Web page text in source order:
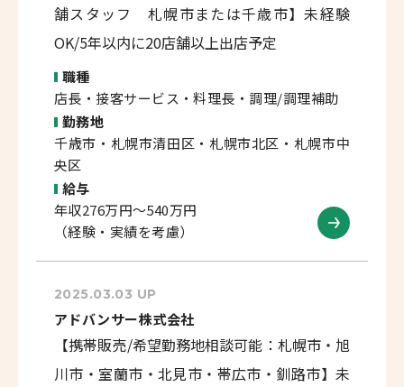
舗スタッフ 札幌市または千歳市】未経験
OK/5年以内に20店舗以上出店予定
職種
店長・接客サービス・料理長・調理/調理補助
勤務地
千歳市・札幌市清田区・札幌市北区・札幌市中
央区
給与
年収276万円～540万円
（経験・実績を考慮）
2025.03.03 UP
アドバンサー株式会社
【携帯販売/希望勤務地相談可能：札幌市・旭
川市・室蘭市・北見市・帯広市・釧路市】未